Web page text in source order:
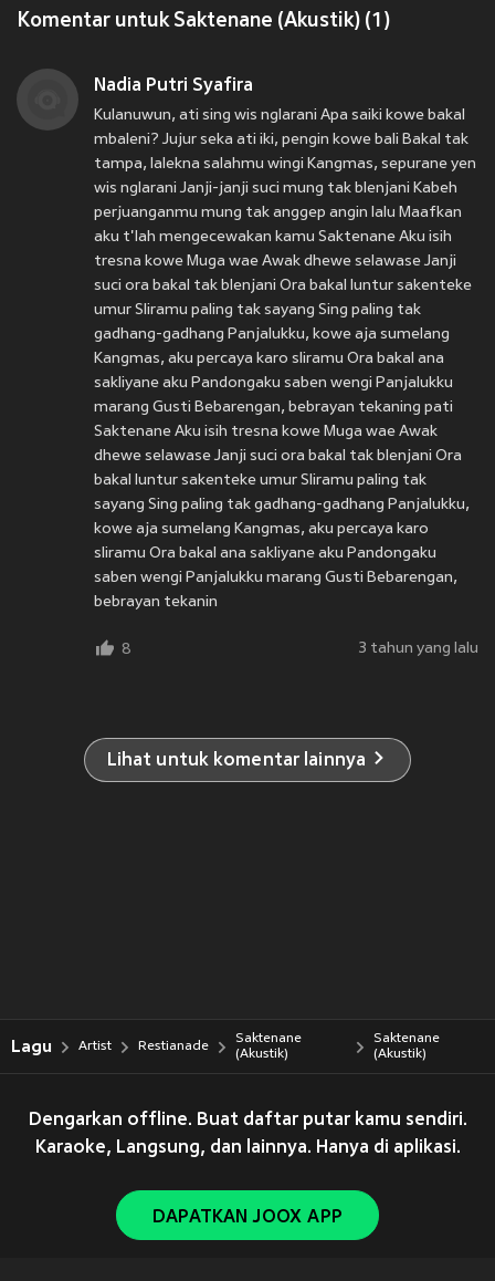
Komentar untuk Saktenane (Akustik) (1)
Nadia Putri Syafira
Kulanuwun, ati sing wis nglarani Apa saiki kowe bakal
mbaleni? Jujur seka ati iki, pengin kowe bali Bakal tak
tampa, lalekna salahmu wingi Kangmas, sepurane yen
wis nglarani Janji-janji suci mung tak blenjani Kabeh
perjuanganmu mung tak anggep angin lalu Maafkan
aku t'lah mengecewakan kamu Saktenane Aku isih
tresna kowe Muga wae Awak dhewe selawase Janji
suci ora bakal tak blenjani Ora bakal luntur sakenteke
umur Sliramu paling tak sayang Sing paling tak
gadhang-gadhang Panjalukku, kowe aja sumelang
Kangmas, aku percaya karo sliramu Ora bakal ana
sakliyane aku Pandongaku saben wengi Panjalukku
marang Gusti Bebarengan, bebrayan tekaning pati
Saktenane Aku isih tresna kowe Muga wae Awak
dhewe selawase Janji suci ora bakal tak blenjani Ora
bakal luntur sakenteke umur Sliramu paling tak
sayang Sing paling tak gadhang-gadhang Panjalukku,
kowe aja sumelang Kangmas, aku percaya karo
sliramu Ora bakal ana sakliyane aku Pandongaku
saben wengi Panjalukku marang Gusti Bebarengan,
bebrayan tekanin
8 3 tahun yang lalu
Lihat untuk komentar lainnya
Lagu Artist Restianade
Saktenane
(Akustik)
Saktenane
(Akustik)
Dengarkan offline. Buat daftar putar kamu sendiri.
Karaoke, Langsung, dan lainnya. Hanya di aplikasi.
DAPATKAN JOOX APP